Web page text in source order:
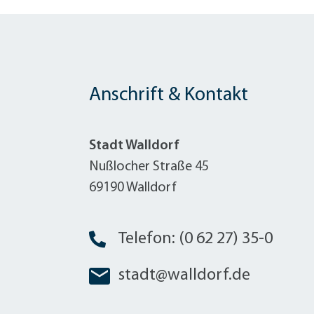
Anschrift & Kontakt
Stadt Walldorf
Nußlocher Straße 45
69190 Walldorf
Telefon: (0 62 27) 35-0
stadt@walldorf.de